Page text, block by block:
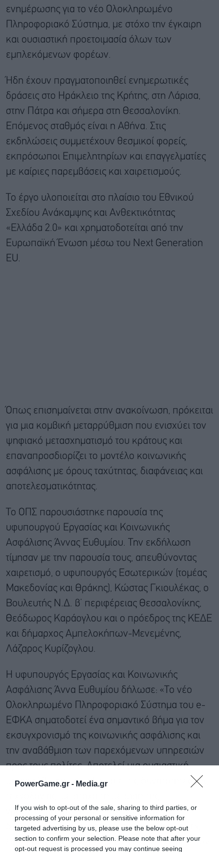
PowerGame.gr - Media.gr
If you wish to opt-out of the sale, sharing to third parties, or
processing of your personal or sensitive information for
targeted advertising by us, please use the below opt-out
section to confirm your selection. Please note that after your
opt-out request is processed you may continue seeing
ενημέρωσης για το νέο Ολοκληρωμένο
Πληροφοριακό Σύστημα, με στόχο την έγκαιρη
και ουσιαστική προετοιμασία όλων των
εμπλεκόμενων φορέων.
Ήδη έχουν πραγματοποιηθεί ενημερωτικές
δράσεις στο Ηράκλειο της Κρήτης, στη Λάρισα,
στην Πάτρα και σήμερα στη Θεσσαλονίκη.
Επόμενος σταθμός είναι η Αθήνα. Στις
εκδηλώσεις συμμετέχουν θεσμικοί φορείς,
εκπρόσωποι Επιμελητηρίων και επαγγελματίες
με καίριες παρεμβάσεις και χαιρετισμούς.
Το έργο υλοποιείται στο πλαίσιο του Εθνικού
Σχεδίου Ανάκαμψης και Ανθεκτικότητας
«Ελλάδα 2.0» και χρηματοδοτείται από την
Ευρωπαϊκή Ένωση μέσω του Next Generation
EU.
Όπως επισημαίνεται στην ανακοίνωση, πρόκειται
για μια κομβική μεταρρύθμιση που ενισχύει τον
ψηφιακό μετασχηματισμό του κράτους και
επαναπροσδιορίζει το μοντέλο κοινωνικής
ασφάλισης με όρους ταχύτητας, διαφάνειας και
αποτελεσματικότητας.
Το ΟΠΣ παρουσιάστηκε παρουσία της
υφυπουργού Εργασίας και Κοινωνικής
Ασφάλισης Άννας Ευθυμίου. Την εκδήλωση
τίμησαν με την παρουσία τους, απευθύνοντας
χαιρετισμό, ο υφυπουργός Εσωτερικών (τομέας
Μακεδονίας και Θράκης), Κώστας Γκιουλέκας, ο
Βουλευτής Ν.Δ. β’ περιφέρειας Θεσσαλονίκης,
Θεόδωρος Καράογλου και ο πρόεδρος της ΚΕΔΕ
και δήμαρχος Αμπελοκήπων-Μενεμένης,
Λάζαρος Κυρίζογλου.
Η υφυπουργός Εργασίας και Κοινωνικής
Ασφάλισης Άννα Ευθυμίου δήλωσε: «Το νέο
Ολοκληρωμένο Πληροφοριακό Σύστημα του e-
ΕΦΚΑ σηματοδοτεί ένα σημαντικό βήμα για τον
εκσυγχρονισμό της κοινωνικής ασφάλισης και
την αναβάθμιση των παρεχόμενων υπηρεσιών
προς τους πολίτες. Αποτελεί μια ουσιαστική
μεταρρύθμιση που αξιοποιεί τις δυνατότητες της
γραφειοκρατίας, την επιτάχυνση των
διαδικασιών και τη βελτίωση της καθημερινής
εξυπηρέτησης ασφαλισμένων και επιχειρήσεων.